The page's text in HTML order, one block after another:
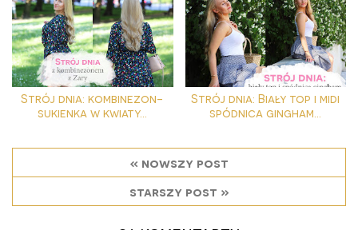
Strój dnia: kombinezon-
sukienka w kwiaty...
Strój dnia: Biały top i midi
spódnica gingham...
« nowszy post
starszy post »